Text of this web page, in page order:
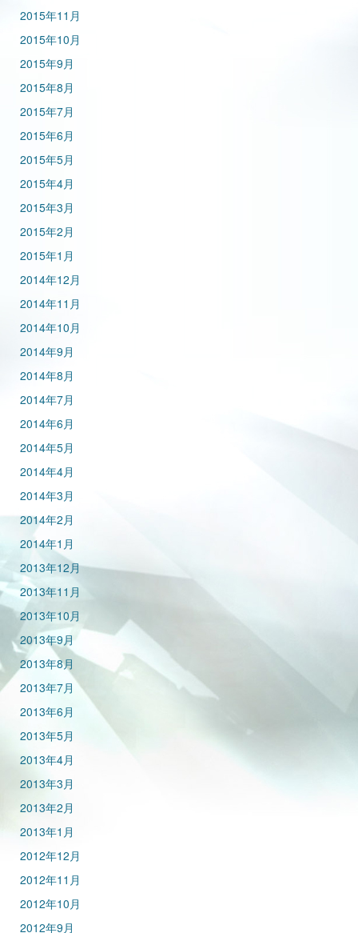
2015年11月
2015年10月
2015年9月
2015年8月
2015年7月
2015年6月
2015年5月
2015年4月
2015年3月
2015年2月
2015年1月
2014年12月
2014年11月
2014年10月
2014年9月
2014年8月
2014年7月
2014年6月
2014年5月
2014年4月
2014年3月
2014年2月
2014年1月
2013年12月
2013年11月
2013年10月
2013年9月
2013年8月
2013年7月
2013年6月
2013年5月
2013年4月
2013年3月
2013年2月
2013年1月
2012年12月
2012年11月
2012年10月
2012年9月